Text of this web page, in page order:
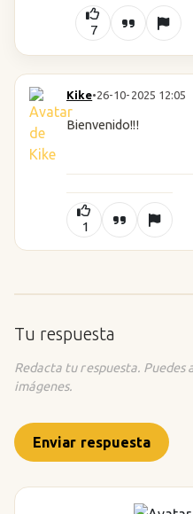
7
Kike•26-10-2025 12:05
Bienvenido!!!
1
Tu respuesta
Redacta tu respuesta. Puedes
imágenes.
Enviar respuesta